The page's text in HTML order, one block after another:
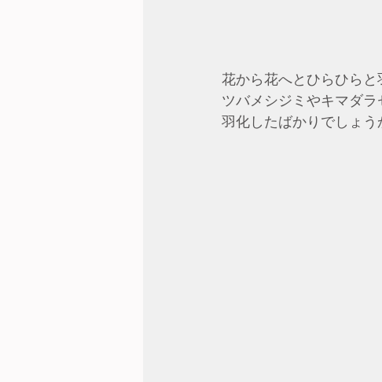
花から花へとひらひらと
ツバメシジミやキマダ
羽化したばかりでしょ